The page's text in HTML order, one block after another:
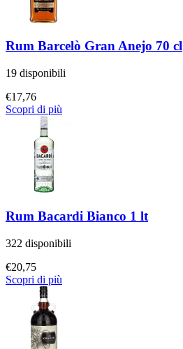
Rum Barcelò Gran Anejo 70 cl
19 disponibili
€17,76
Scopri di più
Rum Bacardi Bianco 1 lt
322 disponibili
€20,75
Scopri di più